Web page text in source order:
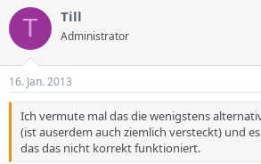
T Till
Administrator
16. Jan. 2013
Ich vermute mal das die wenigstens
(ist auserdem auch ziemlich versteckt) und
das das nicht korrekt funktioniert.